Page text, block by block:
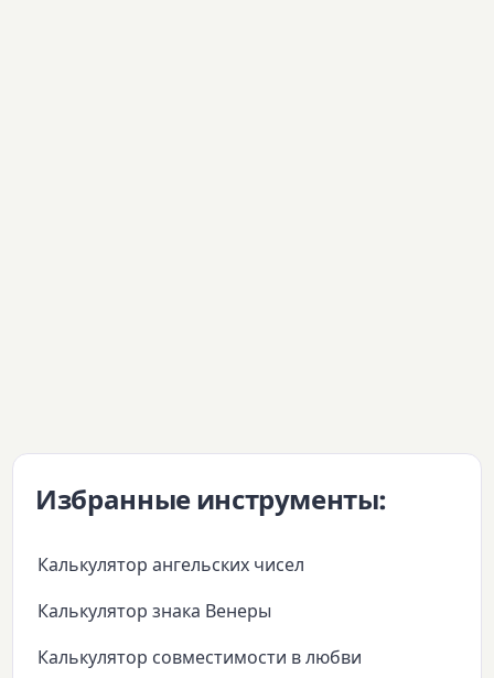
Избранные инструменты:
Калькулятор ангельских чисел
Калькулятор знака Венеры
Калькулятор совместимости в любви